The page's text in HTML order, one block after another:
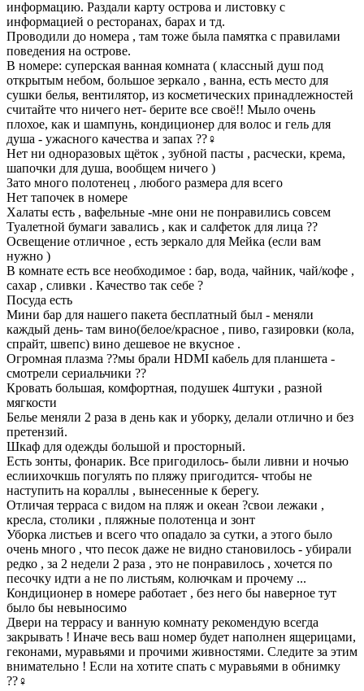
информацию. Раздали карту острова и листовку с
информацией о ресторанах, барах и тд.
Проводили до номера , там тоже была памятка с правилами
поведения на острове.
В номере: суперская ванная комната ( классный душ под
открытым небом, большое зеркало , ванна, есть место для
сушки белья, вентилятор, из косметических принадлежностей
считайте что ничего нет- берите все своё!! Мыло очень
плохое, как и шампунь, кондиционер для волос и гель для
душа - ужасного качества и запах ??‍♀️
Нет ни одноразовых щёток , зубной пасты , расчески, крема,
шапочки для душа, вообщем ничего )
Зато много полотенец , любого размера для всего
Нет тапочек в номере
Халаты есть , вафельные -мне они не понравились совсем
Туалетной бумаги завались , как и салфеток для лица ??
Освещение отличное , есть зеркало для Мейка (если вам
нужно )
В комнате есть все необходимое : бар, вода, чайник, чай/кофе ,
сахар , сливки . Качество так себе ?
Посуда есть
Мини бар для нашего пакета бесплатный был - меняли
каждый день- там вино(белое/красное , пиво, газировки (кола,
спрайт, швепс) вино дешевое не вкусное .
Огромная плазма ??мы брали HDMI кабель для планшета -
смотрели сериальчики ??
Кровать большая, комфортная, подушек 4штуки , разной
мягкости
Белье меняли 2 раза в день как и уборку, делали отлично и без
претензий.
Шкаф для одежды большой и просторный.
Есть зонты, фонарик. Все пригодилось- были ливни и ночью
еслиихочкшь погулять по пляжу пригодится- чтобы не
наступить на кораллы , вынесенные к берегу.
Отличая терраса с видом на пляж и океан ?свои лежаки ,
кресла, столики , пляжные полотенца и зонт
Уборка листьев и всего что опадало за сутки, а этого было
очень много , что песок даже не видно становилось - убирали
редко , за 2 недели 2 раза , это не понравилось , хочется по
песочку идти а не по листьям, колючкам и прочему ...
Кондиционер в номере работает , без него бы наверное тут
было бы невыносимо
Двери на террасу и ванную комнату рекомендую всегда
закрывать ! Иначе весь ваш номер будет наполнен ящерицами,
геконами, муравьями и прочими живностями. Следите за этим
внимательно ! Если на хотите спать с муравьями в обнимку
??‍♀️